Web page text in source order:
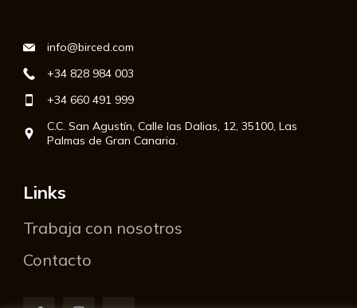
info@birced.com
+34 828 984 003
+34 660 491 999
C.C. San Agustín, Calle las Dalias, 12, 35100, Las
Palmas de Gran Canaria.
Links
Trabaja con nosotros
Contacto